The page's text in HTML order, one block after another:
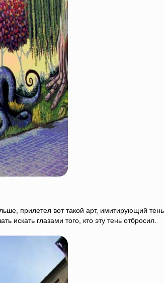
прилетел вот такой арт, имитирующий тень.
искать глазами того, кто эту тень отбросил.